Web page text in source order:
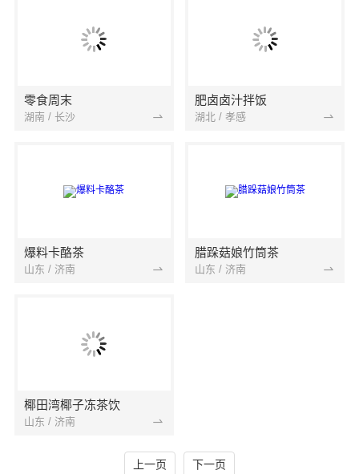
零食周末
湖南 / 长沙
肥卤卤汁拌饭
湖北 / 孝感
爆料卡酪茶
山东 / 济南
腊跺菇娘竹筒茶
山东 / 济南
椰田湾椰子冻茶饮
山东 / 济南
上一页 下一页